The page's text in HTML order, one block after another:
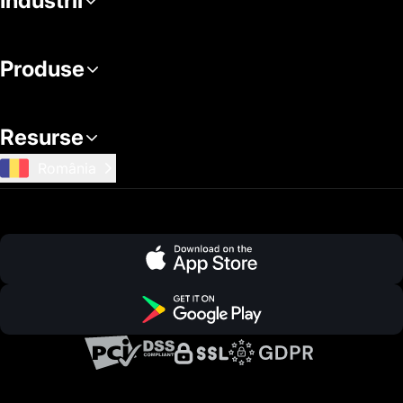
Produse
Resurse